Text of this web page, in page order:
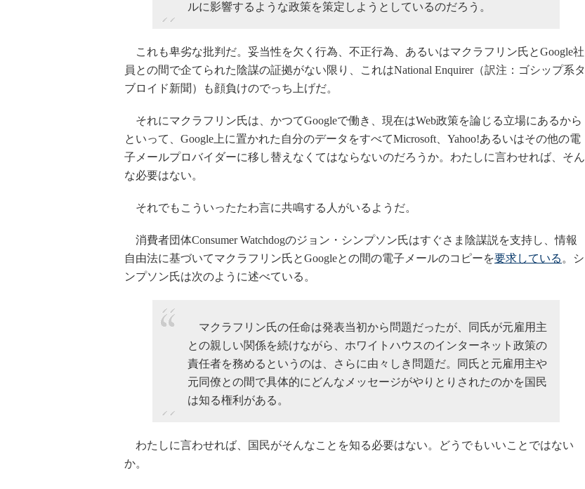
ルに影響するような政策を策定しようとしているのだろう。
これも卑劣な批判だ。妥当性を欠く行為、不正行為、あるいはマクラフリン氏とGoogle社
員との間で企てられた陰謀の証拠がない限り、これはNational Enquirer（訳注：ゴシップ系タ
ブロイド新聞）も顔負けのでっち上げだ。
それにマクラフリン氏は、かつてGoogleで働き、現在はWeb政策を論じる立場にあるから
といって、Google上に置かれた自分のデータをすべてMicrosoft、Yahoo!あるいはその他の電
子メールプロバイダーに移し替えなくてはならないのだろうか。わたしに言わせれば、そん
な必要はない。
それでもこういったたわ言に共鳴する人がいるようだ。
消費者団体Consumer Watchdogのジョン・シンプソン氏はすぐさま陰謀説を支持し、情報
自由法に基づいてマクラフリン氏とGoogleとの間の電子メールのコピーを要求している 。シ
ンプソン氏は次のように述べている。
マクラフリン氏の任命は発表当初から問題だったが、同氏が元雇用主
との親しい関係を続けながら、ホワイトハウスのインターネット政策の
責任者を務めるというのは、さらに由々しき問題だ。同氏と元雇用主や
元同僚との間で具体的にどんなメッセージがやりとりされたのかを国民
は知る権利がある。
わたしに言わせれば、国民がそんなことを知る必要はない。どうでもいいことではない
か。